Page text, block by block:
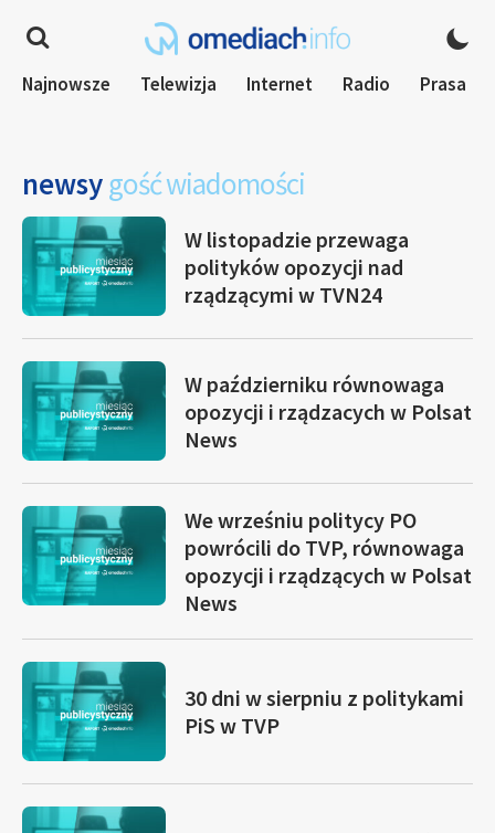
Najnowsze Telewizja Internet Radio Prasa
newsygość wiadomości
W listopadzie przewaga
polityków opozycji nad
rządzącymi w TVN24
W październiku równowaga
opozycji i rządzacych w Polsat
News
We wrześniu politycy PO
powrócili do TVP, równowaga
opozycji i rządzących w Polsat
News
30 dni w sierpniu z politykami
PiS w TVP